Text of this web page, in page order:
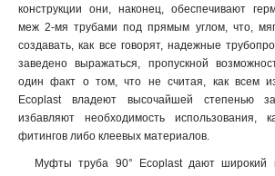
конструкции они, наконец, обеспечивают
меж 2-мя трубами под прямым углом, что,
создавать, как все говорят, надежные
заведено выражаться, пропускной
один факт о том, что не считая, как всем
Ecoplast владеют высочайшей степенью
избавляют необходимость использования,
фитингов либо клеевых материалов.
Муфты труба 90° Ecoplast дают широкий